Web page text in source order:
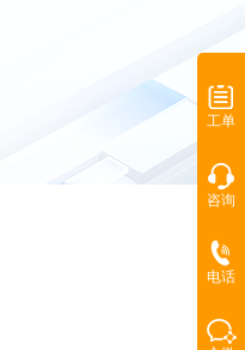
工单
咨询
电话